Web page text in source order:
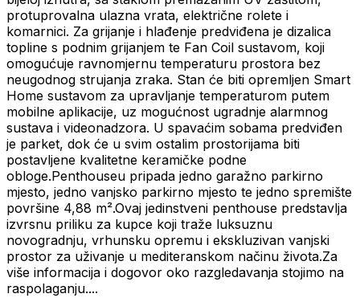
protuprovalna ulazna vrata, električne rolete i
komarnici. Za grijanje i hlađenje predviđena je dizalica
topline s podnim grijanjem te Fan Coil sustavom, koji
omogućuje ravnomjernu temperaturu prostora bez
neugodnog strujanja zraka. Stan će biti opremljen Smart
Home sustavom za upravljanje temperaturom putem
mobilne aplikacije, uz mogućnost ugradnje alarmnog
sustava i videonadzora. U spavaćim sobama predviđen
je parket, dok će u svim ostalim prostorijama biti
postavljene kvalitetne keramičke podne
obloge.Penthouseu pripada jedno garažno parkirno
mjesto, jedno vanjsko parkirno mjesto te jedno spremište
površine 4,88 m².Ovaj jedinstveni penthouse predstavlja
izvrsnu priliku za kupce koji traže luksuznu
novogradnju, vrhunsku opremu i ekskluzivan vanjski
prostor za uživanje u mediteranskom načinu života.Za
više informacija i dogovor oko razgledavanja stojimo na
raspolaganju....